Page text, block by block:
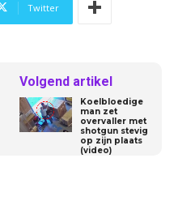
Twitter
Volgend artikel
Koelbloedige
man zet
overvaller met
shotgun stevig
op zijn plaats
(video)